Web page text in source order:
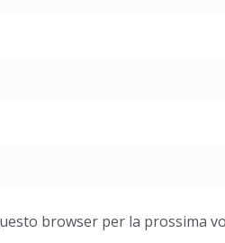
browser per la prossima